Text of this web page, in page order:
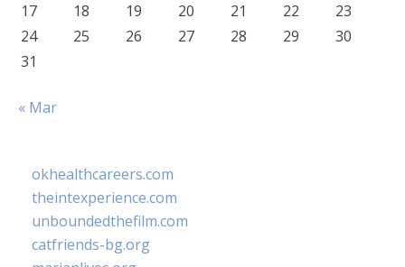
17
18 19 20 21 22
23
24
25 26 27 28 29
30
31
« Mar
okhealthcareers.com
theintexperience.com
unboundedthefilm.com
catfriends-bg.org